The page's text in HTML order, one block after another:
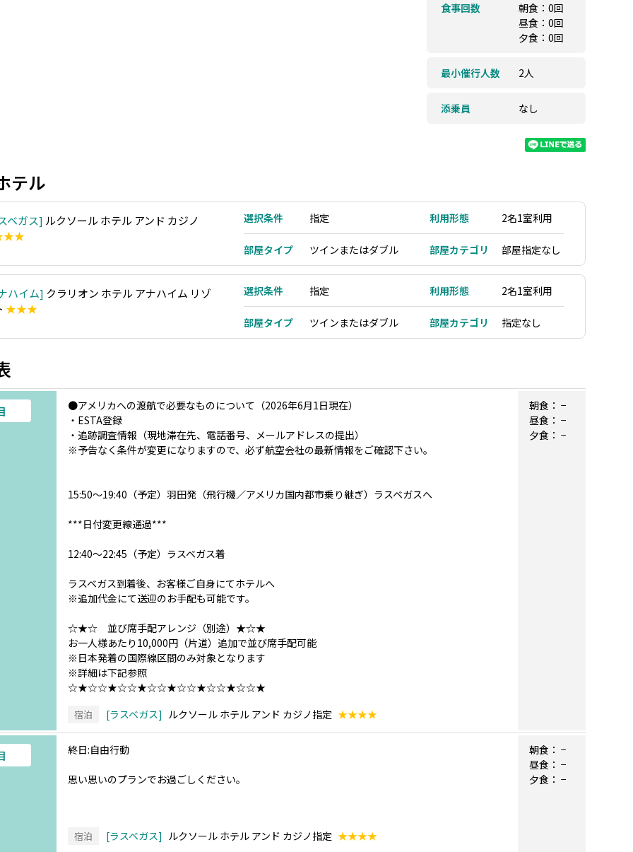
食事回数
朝食：0回
昼食：0回
夕食：0回
最小催行人数 2人
添乗員 なし
テル
ベガス
ルクソール ホテル アンド カジノ
選択条件 指定 利用形態 2名1室利用
部屋タイプ ツインまたはダブル 部屋カテゴリ 部屋指定なし
ハイム クラリオン ホテル アナハイム リゾ
★★★
選択条件 指定 利用形態 2名1室利用
部屋タイプ ツインまたはダブル 部屋カテゴリ 指定なし
●アメリカへの渡航で必要なものについて（2026年6月1日現在）
・ESTA登録
・追跡調査情報（現地滞在先、電話番号、メールアドレスの提出）
※予告なく条件が変更になりますので、必ず航空会社の最新情報をご確認下さい。
15:50～19:40（予定）羽田発（飛行機／アメリカ国内都市乗り継ぎ）ラスベガスへ
***日付変更線通過***
12:40～22:45（予定）ラスベガス着
ラスベガス到着後、お客様ご自身にてホテルへ
※追加代金にて送迎のお手配も可能です。
☆★☆ 並び席手配アレンジ（別途）★☆★
お一人様あたり10,000円（片道）追加で並び席手配可能
※日本発着の国際線区間のみ対象となります
※詳細は下記参照
☆★☆☆★☆☆★☆☆★☆☆★☆☆★☆☆★
宿泊 ラスベガス ルクソール ホテル アンド カジノ指定 ★★★★
朝食： −
昼食： −
夕食： −
終日:自由行動
思い思いのプランでお過ごしください。
宿泊 ラスベガス ルクソール ホテル アンド カジノ指定 ★★★★
朝食： −
昼食： −
夕食： −